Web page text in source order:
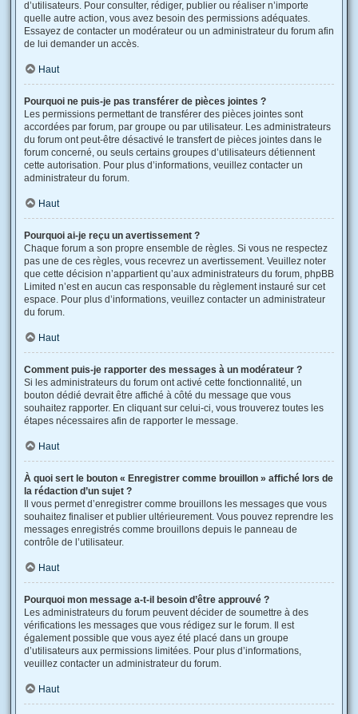
d’utilisateurs. Pour consulter, rédiger, publier ou réaliser n’importe
quelle autre action, vous avez besoin des permissions adéquates.
Essayez de contacter un modérateur ou un administrateur du forum afin
de lui demander un accès.
Haut
Pourquoi ne puis-je pas transférer de pièces jointes ?
Les permissions permettant de transférer des pièces jointes sont
accordées par forum, par groupe ou par utilisateur. Les administrateurs
du forum ont peut-être désactivé le transfert de pièces jointes dans le
forum concerné, ou seuls certains groupes d’utilisateurs détiennent
cette autorisation. Pour plus d’informations, veuillez contacter un
administrateur du forum.
Haut
Pourquoi ai-je reçu un avertissement ?
Chaque forum a son propre ensemble de règles. Si vous ne respectez
pas une de ces règles, vous recevrez un avertissement. Veuillez noter
que cette décision n’appartient qu’aux administrateurs du forum, phpBB
Limited n’est en aucun cas responsable du règlement instauré sur cet
espace. Pour plus d’informations, veuillez contacter un administrateur
du forum.
Haut
Comment puis-je rapporter des messages à un modérateur ?
Si les administrateurs du forum ont activé cette fonctionnalité, un
bouton dédié devrait être affiché à côté du message que vous
souhaitez rapporter. En cliquant sur celui-ci, vous trouverez toutes les
étapes nécessaires afin de rapporter le message.
Haut
À quoi sert le bouton « Enregistrer comme brouillon » affiché lors de
la rédaction d’un sujet ?
Il vous permet d’enregistrer comme brouillons les messages que vous
souhaitez finaliser et publier ultérieurement. Vous pouvez reprendre les
messages enregistrés comme brouillons depuis le panneau de
contrôle de l’utilisateur.
Haut
Pourquoi mon message a-t-il besoin d’être approuvé ?
Les administrateurs du forum peuvent décider de soumettre à des
vérifications les messages que vous rédigez sur le forum. Il est
également possible que vous ayez été placé dans un groupe
d’utilisateurs aux permissions limitées. Pour plus d’informations,
veuillez contacter un administrateur du forum.
Haut